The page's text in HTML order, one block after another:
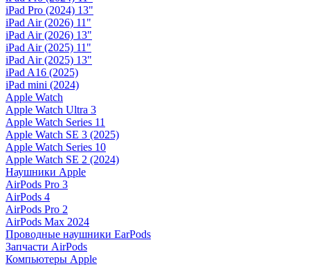
iPad Pro (2024) 13"
iPad Air (2026) 11"
iPad Air (2026) 13"
iPad Air (2025) 11"
iPad Air (2025) 13"
iPad A16 (2025)
iPad mini (2024)
Apple Watch
Apple Watch Ultra 3
Apple Watch Series 11
Apple Watch SE 3 (2025)
Apple Watch Series 10
Apple Watch SE 2 (2024)
Наушники Apple
AirPods Pro 3
AirPods 4
AirPods Pro 2
AirPods Max 2024
Проводные наушники EarPods
Запчасти AirPods
Компьютеры Apple